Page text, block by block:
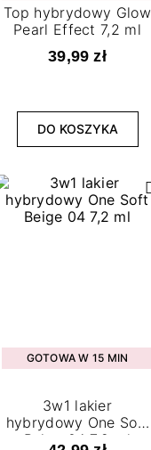
Top hybrydowy Glow
Pearl Effect 7,2 ml
39,99 zł
DO KOSZYKA
GOTOWA W 15 MIN
3w1 lakier
hybrydowy One Soft
Beige 04 7,2 ml